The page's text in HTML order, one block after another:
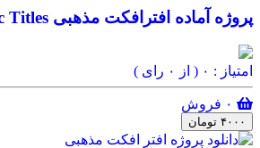
پروژه آماده افترافکت مذهبی Lake View Islamic Titles
امتیاز : ۰ ( از ۰ رای )
۴۰۰۰ تومان